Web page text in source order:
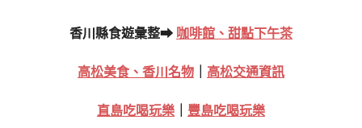
香川縣食遊彙整➡ 咖啡館、甜點下午茶
高松美食、香川名物 高松交通資訊
直島吃喝玩樂 豐島吃喝玩樂